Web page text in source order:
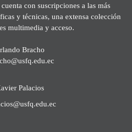
con suscripciones a las más
y técnicas, una extensa colección
multimedia y acceso.
Bracho
Palacios